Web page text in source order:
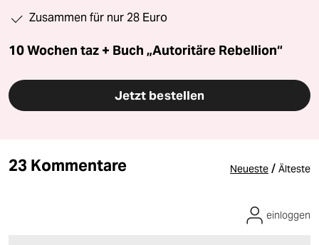
Zusammen für nur 28 Euro
10 Wochen taz + Buch „Autoritäre Rebellion“
Jetzt bestellen
23 Kommentare Neueste / Älteste
einloggen